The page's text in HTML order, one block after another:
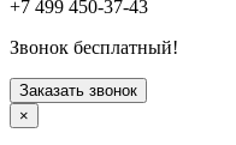
Сергиев Посад
Серпухов
Солнечногорск
Старая Купавна
Ступино
+7 499 450-37-43
Звонок бесплатный!
Заказать звонок
×